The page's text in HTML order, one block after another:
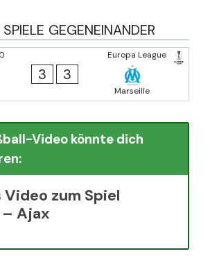
GEGENEINANDER
Europa League
3 3
Marseille
Video könnte dich
zum Spiel
Ajax